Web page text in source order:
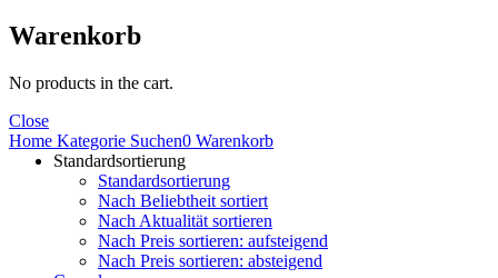
Warenkorb
No products in the cart.
Close
Home Kategorie Suchen0 Warenkorb
Standardsortierung
Standardsortierung
Nach Beliebtheit sortiert
Nach Aktualität sortieren
Nach Preis sortieren: aufsteigend
Nach Preis sortieren: absteigend